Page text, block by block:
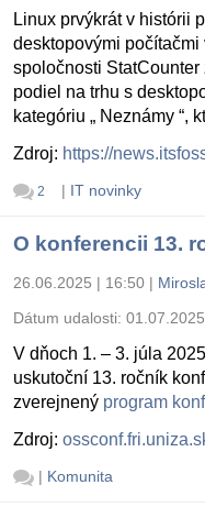
Linux prvýkrát v histórii
desktopovými
spoločnosti
podiel na trhu s
kategóriu „ Neznámy “,
Zdroj: https://
2 | IT novinky
O konferencii 13.
26.06.2025 | 16:50 |
Dátum udalosti: 01.07.2025
V dňoch 1. – 3. júla
uskutoční 13. ročník
zverejnený program
Zdroj:
| Komunita